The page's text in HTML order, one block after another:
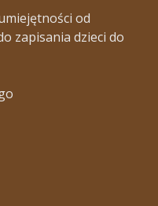
od
zapisania dzieci do